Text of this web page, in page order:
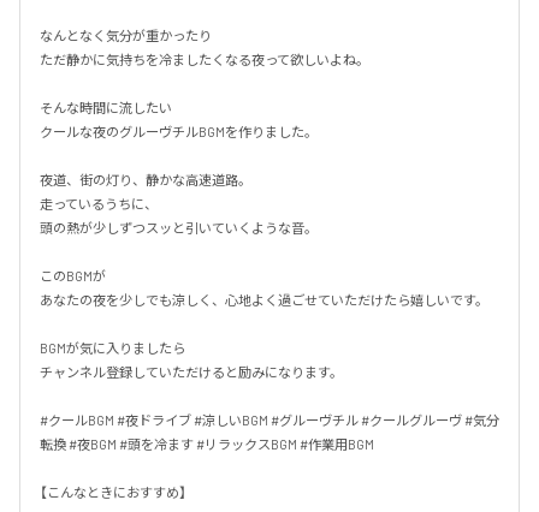
なんとなく気分が重かったり
ただ静かに気持ちを冷ましたくなる夜って欲しいよね。
そんな時間に流したい
クールな夜のグルーヴチルBGMを作りました。
夜道、街の灯り、静かな高速道路。
走っているうちに、
頭の熱が少しずつスッと引いていくような音。
このBGMが
あなたの夜を少しでも涼しく、心地よく過ごせていただけたら嬉しいです。
BGMが気に入りましたら
チャンネル登録していただけると励みになります。
#クールBGM #夜ドライブ #涼しいBGM #グルーヴチル #クールグルーヴ #気分
転換 #夜BGM #頭を冷ます #リラックスBGM #作業用BGM
【こんなときにおすすめ】